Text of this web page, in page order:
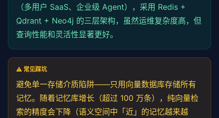
（多用户 SaaS、企业级 Agent），采用 Redis +
Qdrant + Neo4j 的三层架构，虽然运维复杂度高，但
查询性能和灵活性显著更好。
⚠️ 常见踩坑
避免单一存储介质陷阱——只用向量数据库存储所有
记忆。随着记忆库增长（超过 100 万条），纯向量检
索的精度会下降（语义空间中「近」的记忆越来越